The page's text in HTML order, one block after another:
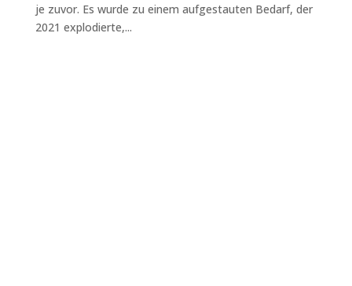
je zuvor. Es wurde zu einem aufgestauten Bedarf, der
2021 explodierte,...